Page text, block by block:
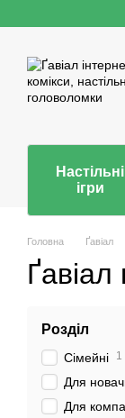
Настільні
ігри
Головна Ґавіал
Розділ
Сімейні 1
Для
Для